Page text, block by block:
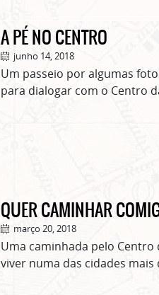
A PÉ NO CENTRO
junho 14, 2018
Um passeio por algumas
para dialogar com o Centro
QUER CAMINHAR
março 20, 2018
Uma caminhada pelo Centro
viver numa das cidades